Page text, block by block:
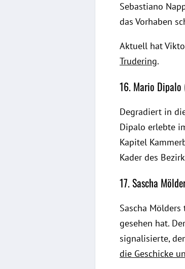
Sebastiano
das Vorhaben
Aktuell hat
Trudering.
16. Mario Dipalo
Degradiert in
Dipalo erlebte
Kapitel
Kader des
17. Sascha
Sascha
gesehen hat.
signalisierte,
die Geschicke